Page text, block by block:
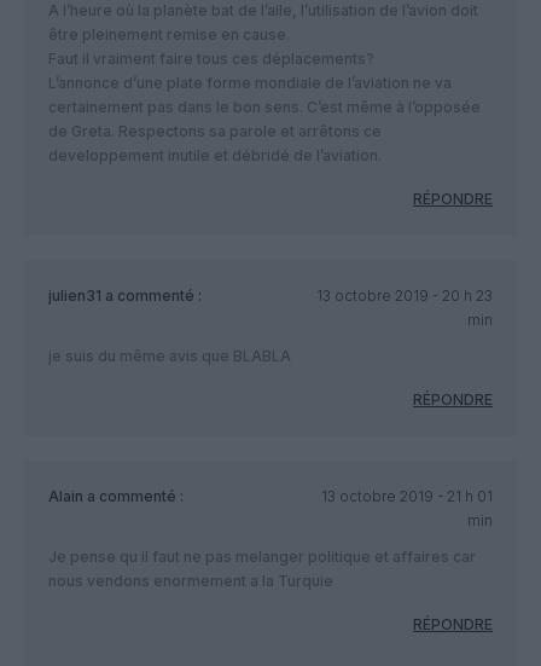
A l’heure où la planète bat de l’aile, l’utilisation de l’avion doit
être pleinement remise en cause.
Faut il vraiment faire tous ces déplacements?
L’annonce d’une plate forme mondiale de l’aviation ne va
certainement pas dans le bon sens. C’est même à l’opposée
de Greta. Respectons sa parole et arrêtons ce
developpement inutile et débridé de l’aviation.
RÉPONDRE
julien31 a commenté :
13 octobre 2019 - 20 h 23
min
je suis du même avis que BLABLA
RÉPONDRE
Alain a commenté :
13 octobre 2019 - 21 h 01
min
Je pense qu il faut ne pas melanger politique et affaires car
nous vendons enormement a la Turquie
RÉPONDRE